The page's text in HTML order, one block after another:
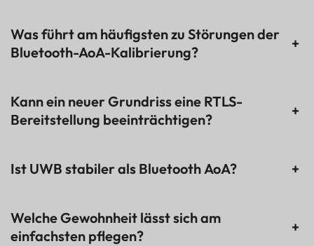
Was führt am häufigsten zu Störungen der
Bluetooth-AoA-Kalibrierung?
+
Kann ein neuer Grundriss eine RTLS-
Bereitstellung beeinträchtigen?
+
Ist UWB stabiler als Bluetooth AoA? +
Welche Gewohnheit lässt sich am
einfachsten pflegen?
+